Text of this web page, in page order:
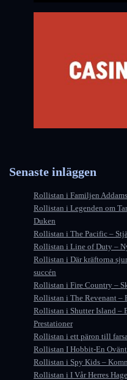
Senaste inläggen
Rollistan i Familjen
Rollistan i Legenden om
Duken
Rollistan i The Pacific –
Rollistan i Line of Duty –
Rollistan i Där kräftorna
succén
Rollistan i Fire Country –
Rollistan i The Revenant –
Rollistan i Shutter Island –
Prestationer
Rollistan i ett päron till
Rollistan I Hobbit-En
Rollistan i Spy Kids –
Rollistan i I Vår Herres